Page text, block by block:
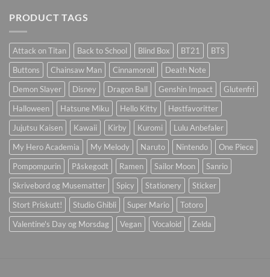
PRODUCT TAGS
Attack on Titan Back to School Blind Box BT21
BTS
Buttons
Chainsaw Man Cinnamoroll
Death Note
Demon Slayer
Disney Dragon Ball Genshin Impact
Glutenfri
Halloween
Hatsune Miku Hello Kitty
Høstfavoritter
Jujutsu Kaisen
Kawaii Kirby Kuromi
Lulu Anbefaler
My Hero Academia
My Melody Naruto Nintendo
One Piece
Pompompurin
Påskegodt Ramen Sailor Moon
Sanrio
Skrivebord og Musematter
Spicy Stationery
Sticker
Stort Priskutt!
Studio Ghibli Super Mario
Totoro
Valentine's Day og Morsdag
Vegan Vocaloid Zelda